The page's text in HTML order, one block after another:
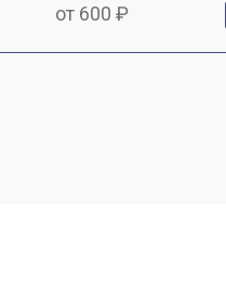
от 600 ₽